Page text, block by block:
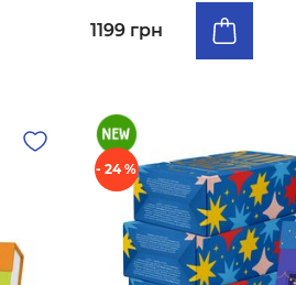
1199 грн
- 24 %